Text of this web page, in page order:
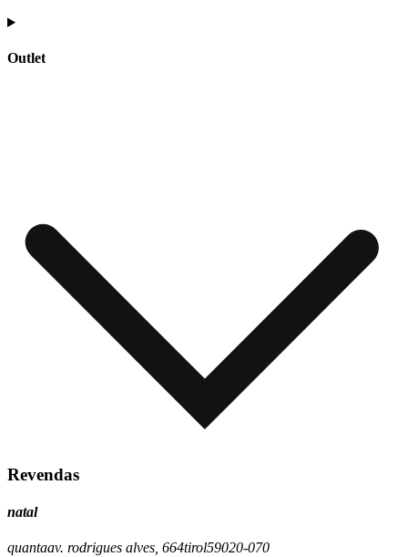
Outlet
Revendas
natal
quantaav. rodrigues alves, 664tirol59020-070